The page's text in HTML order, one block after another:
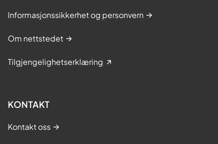
Informasjonssikkerhet og personvern
Om nettstedet
Tilgjengelighetserklæring
KONTAKT
Kontakt oss